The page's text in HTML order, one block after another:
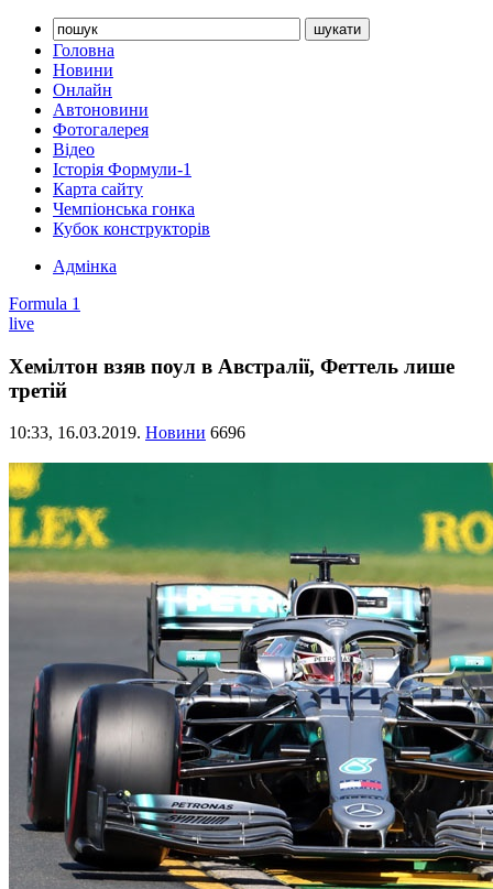
Головна
Новини
Онлайн
Автоновини
Фотогалерея
Відео
Історія Формули-1
Карта сайту
Чемпіонська гонка
Кубок конструкторів
Адмінка
Formula 1
live
Хемілтон взяв поул в Австралії, Феттель лише
третій
10:33, 16.03.2019. Новини 6696